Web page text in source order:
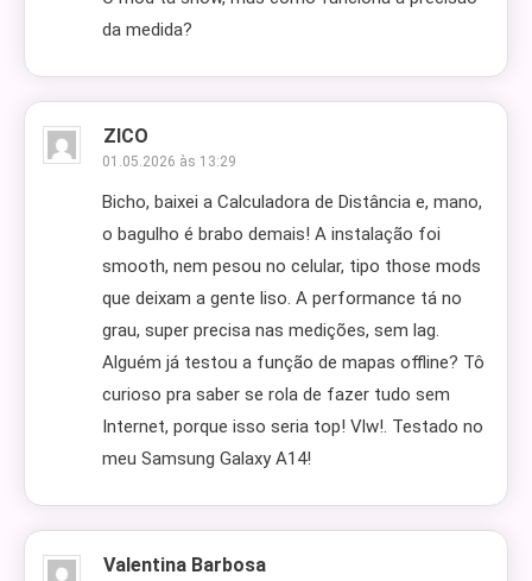
da medida?
ZICO
01.05.2026 às 13:29
Bicho, baixei a Calculadora de Distância e, mano,
o bagulho é brabo demais! A instalação foi
smooth, nem pesou no celular, tipo those mods
que deixam a gente liso. A performance tá no
grau, super precisa nas medições, sem lag.
Alguém já testou a função de mapas offline? Tô
curioso pra saber se rola de fazer tudo sem
Internet, porque isso seria top! Vlw!. Testado no
meu Samsung Galaxy A14!
Valentina Barbosa